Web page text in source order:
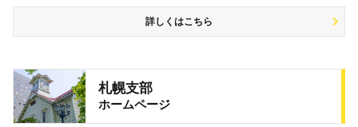
詳しくはこちら
札幌支部
ホームページ